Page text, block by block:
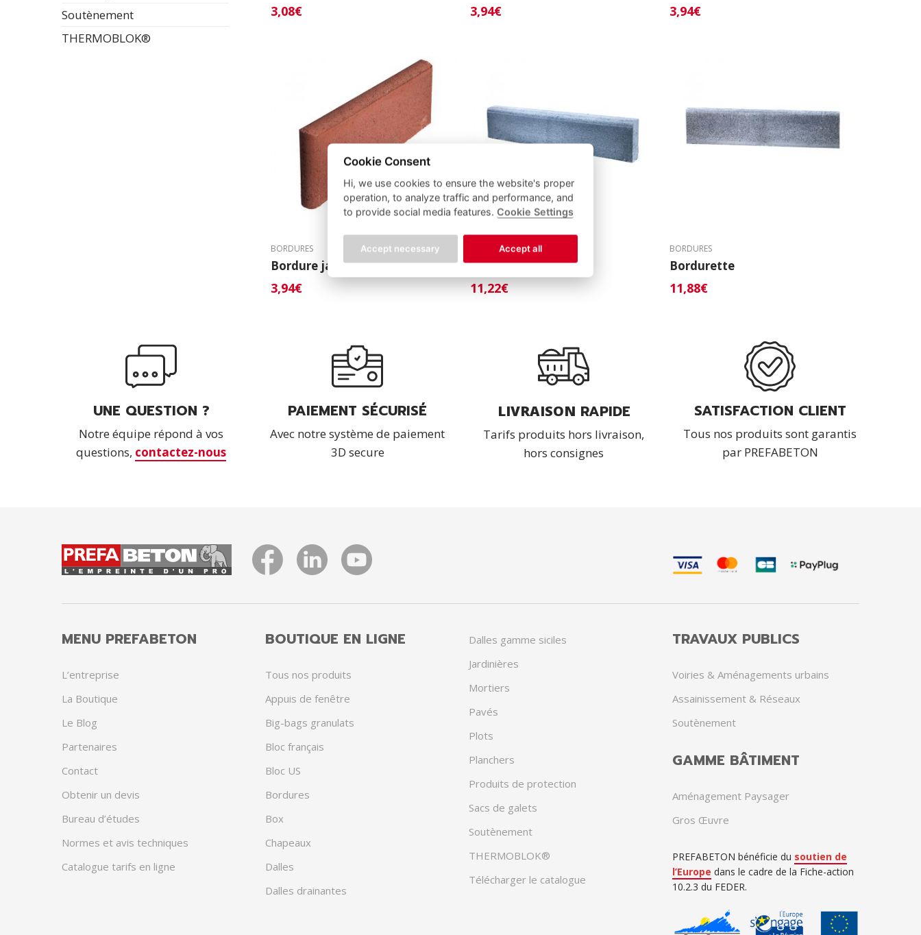
Soutènement
THERMOBLOK®
3,08€ 3,94€ 3,94€
BORDURES
Bordure jardin rouge 50×20 cm
3,94€
BORDURES
Bordure P1 T 1ml
11,22€
BORDURES
Bordurette
11,88€
UNE QUESTION ?
Notre équipe répond à vos
questions, contactez-nous
PAIEMENT SÉCURISÉ
Avec notre système de paiement
3D secure
LIVRAISON RAPIDE
Tarifs produits hors livraison,
hors consignes
SATISFACTION CLIENT
Tous nos produits sont garantis
par PREFABETON
MENU PREFABETON
L’entreprise
La Boutique
Le Blog
Partenaires
Contact
Obtenir un devis
Bureau d’études
Normes et avis techniques
Catalogue tarifs en ligne
BOUTIQUE EN LIGNE
Tous nos produits
Appuis de fenêtre
Big-bags granulats
Bloc français
Bloc US
Bordures
Box
Chapeaux
Dalles
Dalles drainantes
Dalles gamme siciles
Jardinières
Mortiers
Pavés
Plots
Planchers
Produits de protection
Sacs de galets
Soutènement
THERMOBLOK®
Télécharger le catalogue
TRAVAUX PUBLICS
Voiries & Aménagements urbains
Assainissement & Réseaux
Soutènement
GAMME BÂTIMENT
Aménagement Paysager
Gros Œuvre
PREFABETON bénéficie du soutien de
l’Europe dans le cadre de la Fiche-action
10.2.3 du FEDER.
Cookie Consent
Hi, we use cookies to ensure the website's proper
operation, to analyze traffic and performance, and
to provide social media features. Cookie Settings
Accept necessary Accept all